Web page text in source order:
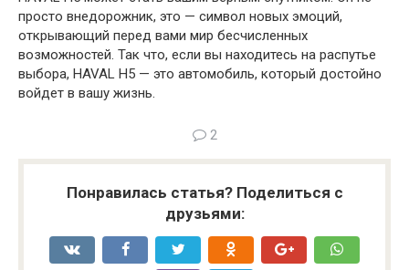
просто внедорожник, это — символ новых эмоций,
открывающий перед вами мир бесчисленных
возможностей. Так что, если вы находитесь на распутье
выбора, HAVAL H5 — это автомобиль, который достойно
войдет в вашу жизнь.
2
Понравилась статья? Поделиться с
друзьями: